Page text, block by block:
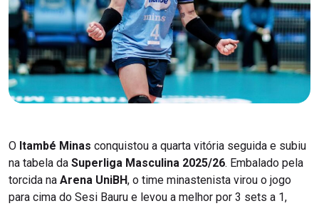
O Itambé Minas conquistou a quarta vitória seguida e subiu
na tabela da Superliga Masculina 2025/26. Embalado pela
torcida na Arena UniBH, o time minastenista virou o jogo
para cima do Sesi Bauru e levou a melhor por 3 sets a 1,